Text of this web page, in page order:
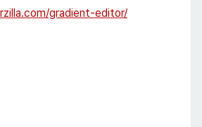
gradient-editor/